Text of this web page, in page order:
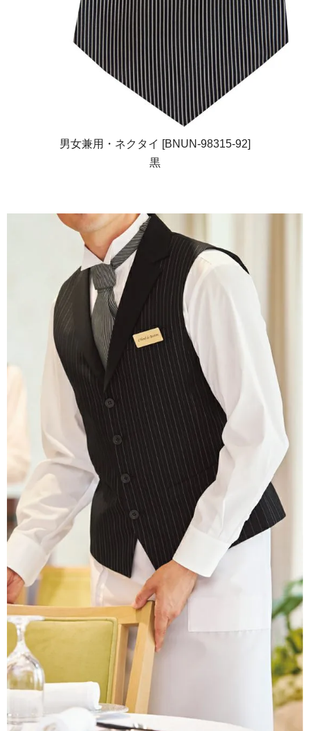
男女兼用・ネクタイ [BNUN-98315-92]
黒